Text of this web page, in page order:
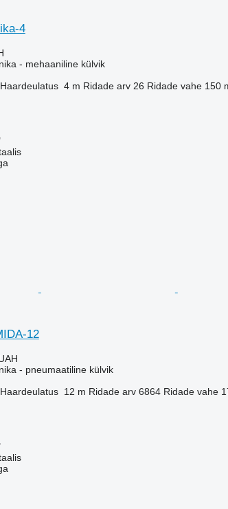
4
- mehaaniline külvik
Haardeulatus 4 m Ridade arv 26 Ridade vahe 150
12
- pneumaatiline külvik
Haardeulatus 12 m Ridade arv 6864 Ridade vahe